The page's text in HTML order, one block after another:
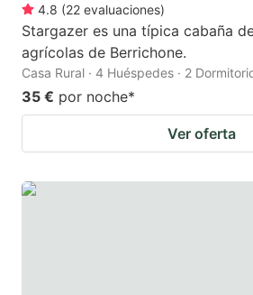
4.8 (22 evaluaciones)
Stargazer es una típica cabaña
agrícolas de Berrichone.
Casa Rural · 4 Huéspedes · 2
35 € por noche*
Ver oferta